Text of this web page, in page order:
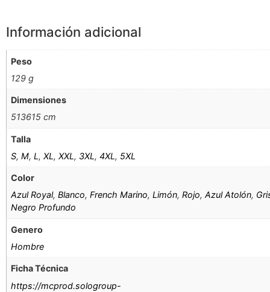
Información adicional
Peso
129 g
Dimensiones
513615 cm
Talla
S,M,L,XL,XXL, 3XL,4XL, 5XL
Color
Azul Royal,Blanco,French Marino,Limón,Rojo,Azul Atolón,
Negro Profundo
Genero
Hombre
Ficha Técnica
https://mcprod.sologroup-